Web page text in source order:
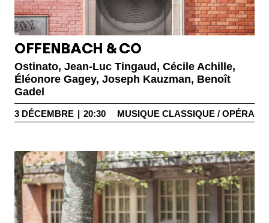
OFFENBACH & CO
Ostinato, Jean-Luc Tingaud, Cécile Achille,
Éléonore Gagey, Joseph Kauzman, Benoît
Gadel
3 DÉCEMBRE | 20:30 MUSIQUE CLASSIQUE / OPÉRA